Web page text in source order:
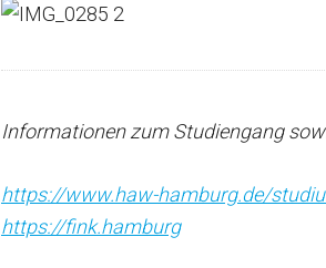
Informationen zum Studiengang
https://www.haw-hamburg.de/
https://fink.hamburg